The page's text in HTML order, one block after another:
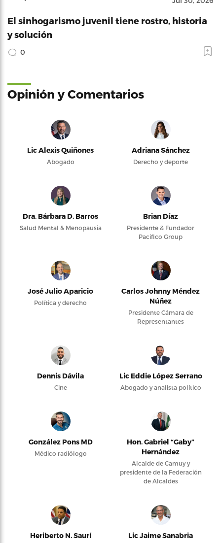
El sinhogarismo juvenil tiene rostro, historia
y solución
0
Opinión y Comentarios
Lic Alexis Quiñones
Abogado
Adriana Sánchez
Derecho y deporte
Dra. Bárbara D. Barros
Salud Mental & Menopausia
Brian Díaz
Presidente & Fundador
Pacifico Group
José Julio Aparicio
Política y derecho
Carlos Johnny Méndez
Núñez
Presidente Cámara de
Representantes
Dennis Dávila
Cine
Lic Eddie López Serrano
Abogado y analista político
González Pons MD
Médico radiólogo
Hon. Gabriel “Gaby”
Hernández
Alcalde de Camuy y
presidente de la Federación
de Alcaldes
Heriberto N. Saurí Lic Jaime Sanabria